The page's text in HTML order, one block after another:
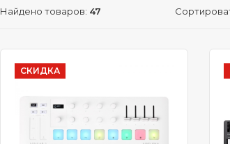
Найдено товаров: 47
СКИДКА